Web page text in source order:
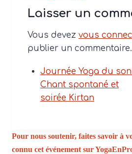
Laisser un
Vous devez vous
publier un commentaire.
Journée Yoga du son
Chant spontané et
soirée Kirtan
Pour nous soutenir, faites savoir à
connu cet événement sur